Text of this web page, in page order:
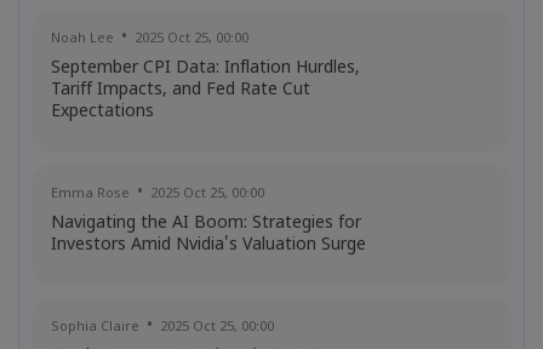
Noah Lee 2025 Oct 25, 00:00
September CPI Data: Inflation Hurdles,
Tariff Impacts, and Fed Rate Cut
Expectations
Emma Rose 2025 Oct 25, 00:00
Navigating the AI Boom: Strategies for
Investors Amid Nvidia's Valuation Surge
Sophia Claire 2025 Oct 25, 00:00